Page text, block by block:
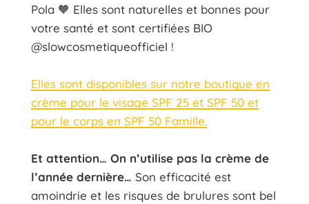
Pola 🧡 Elles sont naturelles et bonnes pour
votre santé et sont certifiées BIO
@slowcosmetiqueofficiel !
Elles sont disponibles sur notre boutique en
crème pour le visage SPF 25 et SPF 50 et
pour le corps en SPF 50 Famille.
Et attention… On n’utilise pas la crème de
l’année dernière… Son efficacité est
amoindrie et les risques de brulures sont bel